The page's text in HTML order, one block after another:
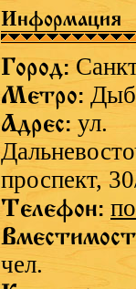
Информация
Город:
Метро:
Адрес: ул.
проспект,
Телефон:
чел.